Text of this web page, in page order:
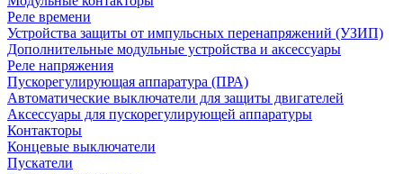
Реле времени
Устройства защиты от импульсных перенапряжений (УЗИП)
Дополнительные модульные устройства и аксессуары
Реле напряжения
Пускорегулирующая аппаратура (ПРА)
Автоматические выключатели для защиты двигателей
Аксессуары для пускорегулирующей аппаратуры
Контакторы
Концевые выключатели
Пускатели